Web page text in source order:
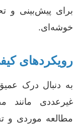
برای پیش‌بینی و
خوشه‌ای.
رویکردهای
به دنبال درک
غیرعددی مانند
مطالعه موردی و